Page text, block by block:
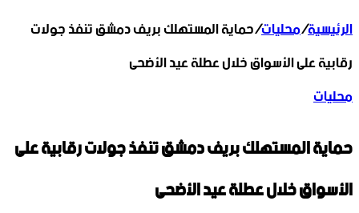
الرئيسية/محليات/حماية المستهلك بريف دمشق تنفذ جولات
رقابية على الأسواق خلال عطلة عيد الأضحى
محليات
حماية المستهلك بريف دمشق تنفذ جولات رقابية على
الأسواق خلال عطلة عيد الأضحى